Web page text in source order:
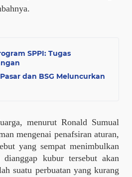
SPPI: Tugas
dan BSG Meluncurkan
menurut Ronald Sumual
mengenai penafsiran aturan,
yang sempat menimbulkan
kubur tersebut akan
suatu perbuatan yang kurang